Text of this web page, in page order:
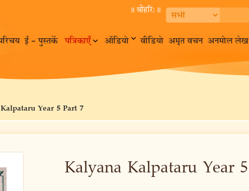
॥ श्रीहरि:॥
ई – पुस्तकें पत्रिकाएँ ऑडियो वीडियो अमृत वचन अनमोल लेख
Year 5 Part 7
Kalyana Kalpataru Year